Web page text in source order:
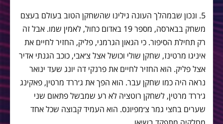
5. ונכון שבמהלך העונה גילינו שהשחקן הטוב בעולם בעצם
משחק בבארסה, מספר 19 באדום כחול, לאמין שמו. אבל זה
רק תחילת הסיפור. כי הגאון הגרמני, פליק, החזיר לחיים את
איניגו מרטינז, שחקן שולי וכושל אצל צ׳אבי, כוכב הגנתי אדיר
אצל פליק. הוא החזיר לחיים את פרנקי דה יונג שעד ינואר
נראה היה כמו שחקן עבר. הוא הפך את ג׳ררד מרטין, פאקינג
ג׳ררד מרטין, לשחקן רוטציה לא רע שמבשל פתאום שני
שערים בחצי גמר צ׳מפיונס. הוא העמיד קבוצה שכל אחד